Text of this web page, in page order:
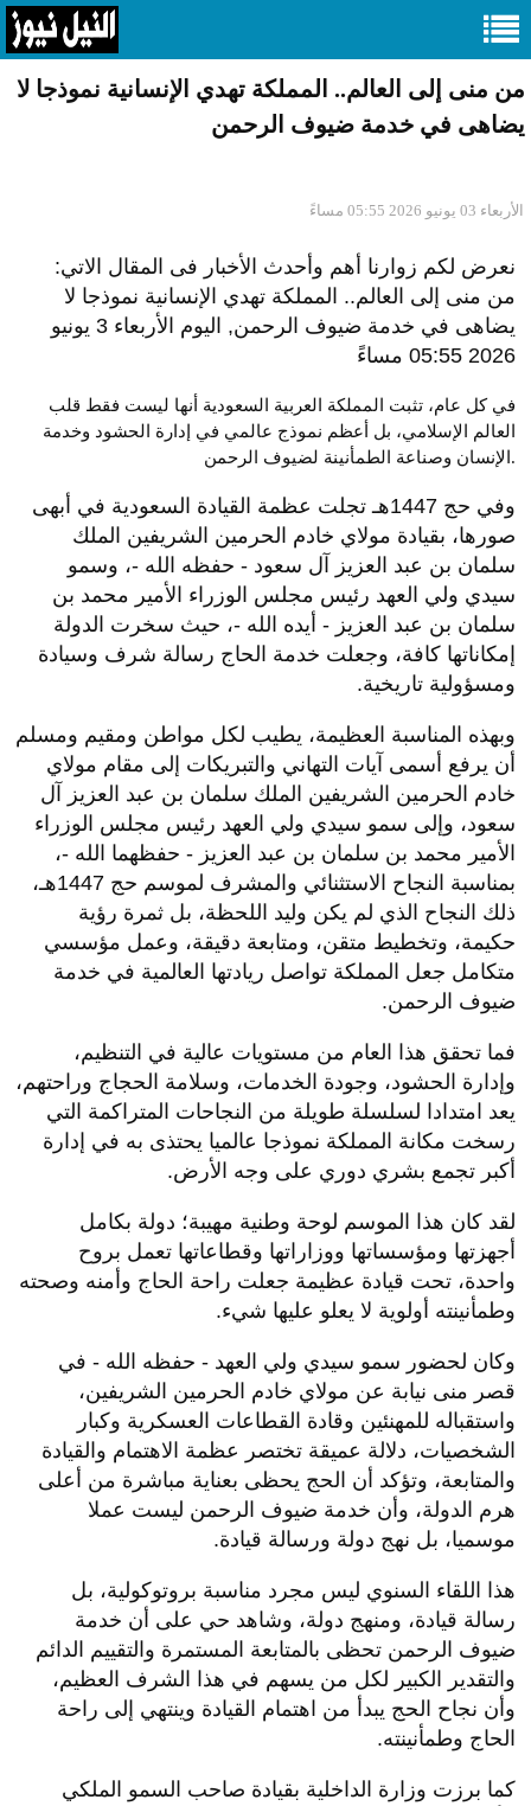
من منى إلى العالم.. المملكة تهدي الإنسانية نموذجا لا
يضاهى في خدمة ضيوف الرحمن
الأربعاء 03 يونيو 2026 05:55 مساءً
نعرض لكم زوارنا أهم وأحدث الأخبار فى المقال الاتي:
من منى إلى العالم.. المملكة تهدي الإنسانية نموذجا لا
يضاهى في خدمة ضيوف الرحمن, اليوم الأربعاء 3 يونيو
2026 05:55 مساءً
في كل عام، تثبت المملكة العربية السعودية أنها ليست فقط قلب
العالم الإسلامي، بل أعظم نموذج عالمي في إدارة الحشود وخدمة
الإنسان وصناعة الطمأنينة لضيوف الرحمن.
وفي حج 1447هـ تجلت عظمة القيادة السعودية في أبهى
صورها، بقيادة مولاي خادم الحرمين الشريفين الملك
سلمان بن عبد العزيز آل سعود - حفظه الله -، وسمو
سيدي ولي العهد رئيس مجلس الوزراء الأمير محمد بن
سلمان بن عبد العزيز - أيده الله -، حيث سخرت الدولة
إمكاناتها كافة، وجعلت خدمة الحاج رسالة شرف وسيادة
ومسؤولية تاريخية.
وبهذه المناسبة العظيمة، يطيب لكل مواطن ومقيم ومسلم
أن يرفع أسمى آيات التهاني والتبريكات إلى مقام مولاي
خادم الحرمين الشريفين الملك سلمان بن عبد العزيز آل
سعود، وإلى سمو سيدي ولي العهد رئيس مجلس الوزراء
الأمير محمد بن سلمان بن عبد العزيز - حفظهما الله -،
بمناسبة النجاح الاستثنائي والمشرف لموسم حج 1447هـ،
ذلك النجاح الذي لم يكن وليد اللحظة، بل ثمرة رؤية
حكيمة، وتخطيط متقن، ومتابعة دقيقة، وعمل مؤسسي
متكامل جعل المملكة تواصل ريادتها العالمية في خدمة
ضيوف الرحمن.
فما تحقق هذا العام من مستويات عالية في التنظيم،
وإدارة الحشود، وجودة الخدمات، وسلامة الحجاج وراحتهم،
يعد امتدادا لسلسلة طويلة من النجاحات المتراكمة التي
رسخت مكانة المملكة نموذجا عالميا يحتذى به في إدارة
أكبر تجمع بشري دوري على وجه الأرض.
لقد كان هذا الموسم لوحة وطنية مهيبة؛ دولة بكامل
أجهزتها ومؤسساتها ووزاراتها وقطاعاتها تعمل بروح
واحدة، تحت قيادة عظيمة جعلت راحة الحاج وأمنه وصحته
وطمأنينته أولوية لا يعلو عليها شيء.
وكان لحضور سمو سيدي ولي العهد - حفظه الله - في
قصر منى نيابة عن مولاي خادم الحرمين الشريفين،
واستقباله للمهنئين وقادة القطاعات العسكرية وكبار
الشخصيات، دلالة عميقة تختصر عظمة الاهتمام والقيادة
والمتابعة، وتؤكد أن الحج يحظى بعناية مباشرة من أعلى
هرم الدولة، وأن خدمة ضيوف الرحمن ليست عملا
موسميا، بل نهج دولة ورسالة قيادة.
هذا اللقاء السنوي ليس مجرد مناسبة بروتوكولية، بل
رسالة قيادة، ومنهج دولة، وشاهد حي على أن خدمة
ضيوف الرحمن تحظى بالمتابعة المستمرة والتقييم الدائم
والتقدير الكبير لكل من يسهم في هذا الشرف العظيم،
وأن نجاح الحج يبدأ من اهتمام القيادة وينتهي إلى راحة
الحاج وطمأنينته.
كما برزت وزارة الداخلية بقيادة صاحب السمو الملكي